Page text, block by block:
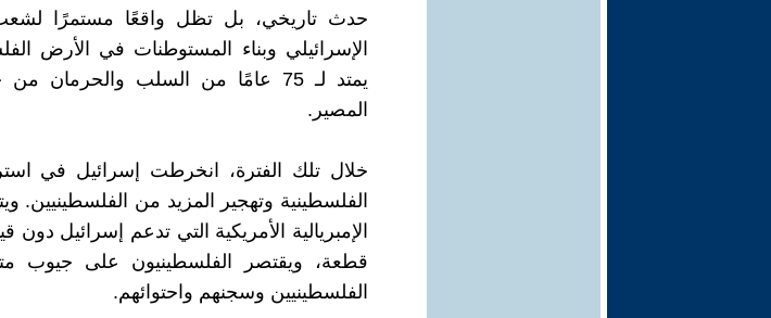
حدث تاريخي، بل تظل واقعًا مستمرًا
الإسرائيلي وبناء المستوطنات في الأرض
يمتد لـ 75 عامًا من السلب
المصير.
خلال تلك الفترة، انخرطت إسرائيل في
الفلسطينية وتهجير المزيد من الفلسطينيين.
الإمبريالية الأمريكية التي تدعم
قطعة، ويقتصر الفلسطينيون على جيوب
الفلسطينيين وسجنهم واحتوائهم.